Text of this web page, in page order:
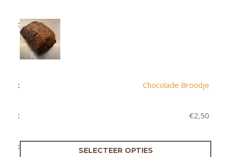
Chocolade Broodje
€2,50
SELECTEER OPTIES